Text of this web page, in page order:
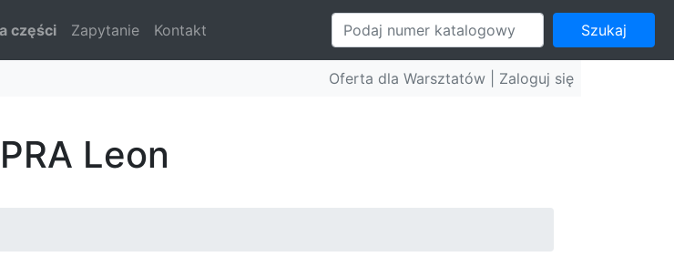
części Zapytanie Kontakt Szukaj
Oferta dla Warsztatów | Zaloguj się
Leon